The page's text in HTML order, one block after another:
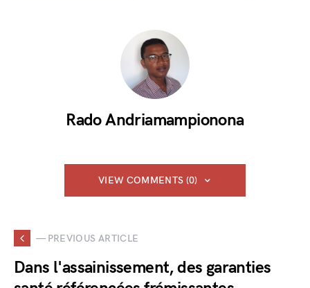
Rado Andriamampionona
VIEW COMMENTS (0)
— PREVIOUS ARTICLE
Dans l'assainissement, des garanties